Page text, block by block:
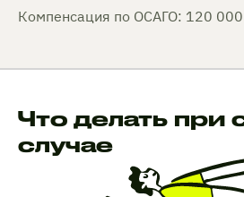
Компенсация по ОСАГО: 120
Что делать при
случае